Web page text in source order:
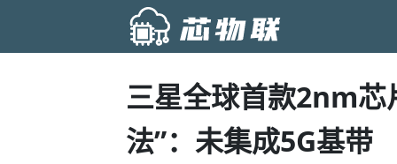
三星全球首款2nm
法”：未集成5G基带